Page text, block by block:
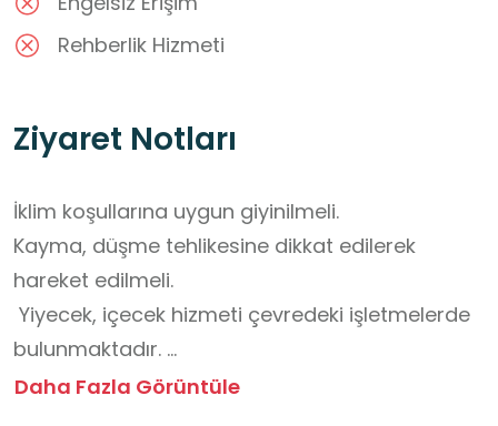
Rehberlik Hizmeti
Ziyaret Notları
İklim koşullarına uygun giyinilmeli.
Kayma, düşme tehlikesine dikkat edilerek
hareket edilmeli.
Yiyecek, içecek hizmeti çevredeki işletmelerde
bulunmaktadır.
Tuvalet imkanı çevredeki işletmelerde
Daha Fazla Görüntüle